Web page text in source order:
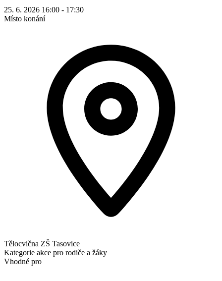
25. 6. 2026 16:00 - 17:30
Místo konání
Tělocvična ZŠ Tasovice
Kategorie akce pro rodiče a žáky
Vhodné pro